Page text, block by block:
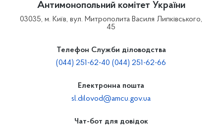
Антимонопольний комітет України
03035, м. Київ, вул. Митрополита Василя Липківського,
45
Телефон Служби діловодства
(044) 251-62-40 (044) 251-62-66
Електронна пошта
sl.dilovod@amcu.gov.ua
Чат-бот для довідок